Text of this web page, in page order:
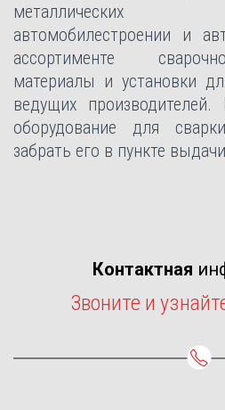
металлических
автомобилестроении и
ассортименте
материалы и установки
ведущих
оборудование для
забрать его в пункте
Контактная
Звоните и